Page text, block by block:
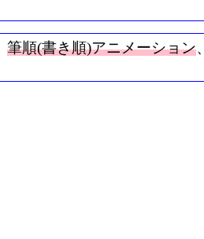
筆順(書き順)アニメーション、